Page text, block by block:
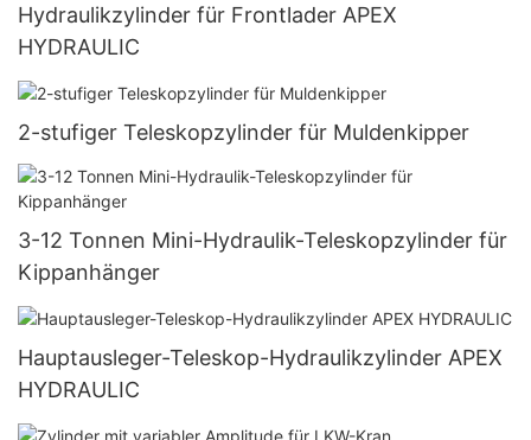
Hydraulikzylinder für Frontlader APEX
HYDRAULIC
2-stufiger Teleskopzylinder für Muldenkipper
3-12 Tonnen Mini-Hydraulik-Teleskopzylinder für
Kippanhänger
Hauptausleger-Teleskop-Hydraulikzylinder APEX
HYDRAULIC